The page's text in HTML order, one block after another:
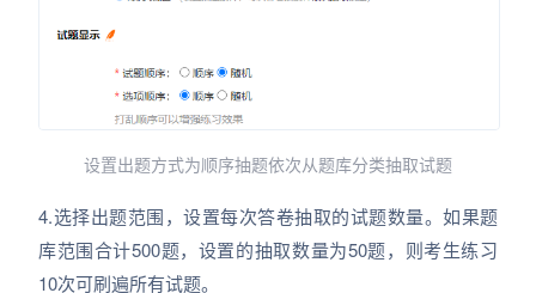
设置出题方式为顺序抽题依次从题库分类抽取试题
4.选择出题范围，设置每次答卷抽取的试题数量。如果题
库范围合计500题，设置的抽取数量为50题，则考生练习
10次可刷遍所有试题。